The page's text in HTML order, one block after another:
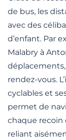
de bus, les
avec des
d’enfant. Par
Malabry à
rendez-vous.
cyclables et
permet de
chaque recoin
reliant